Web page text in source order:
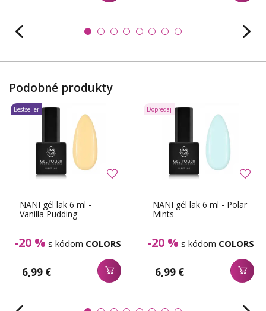
Podobné produkty
NANI gél lak 6 ml -
Vanilla Pudding
-20 % s kódom COLORS
6,99 €
Bestseller
NANI gél lak 6 ml - Polar
Mints
-20 % s kódom COLORS
6,99 €
Dopredaj